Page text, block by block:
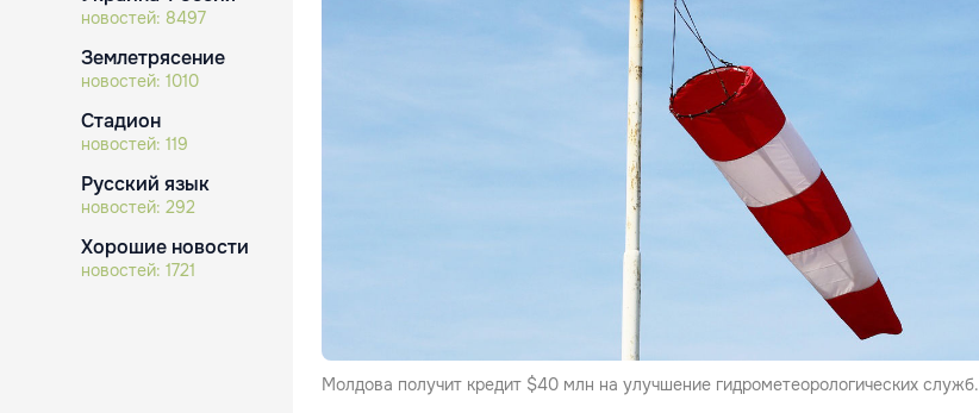
новостей: 8497
Землетрясение
новостей: 1010
Стадион
новостей: 119
Русский язык
новостей: 292
Хорошие новости
новостей: 1721
Молдова получит кредит $40 млн на улучшение гидрометеорологических служб.